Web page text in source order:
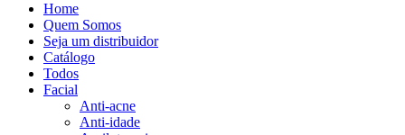
Home
Quem Somos
Seja um distribuidor
Catálogo
Todos
Facial
Anti-acne
Anti-idade